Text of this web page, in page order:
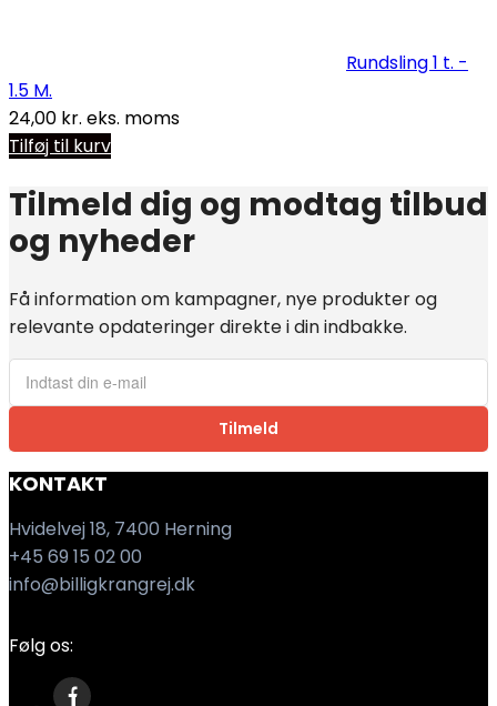
Rundsling 1 t. -
1.5 M.
24,00 kr. eks. moms
Tilføj til kurv
Tilmeld dig og modtag tilbud
og nyheder
Få information om kampagner, nye produkter og
relevante opdateringer direkte i din indbakke.
Tilmeld
KONTAKT
Hvidelvej 18, 7400 Herning
+45 69 15 02 00
info@billigkrangrej.dk
Følg os: